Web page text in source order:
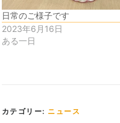
日常のご様子です
2023年6月16日
ある一日
カテゴリー: ニュース